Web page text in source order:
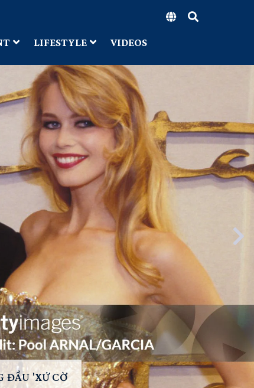
LIFESTYLE VIDEOS
'XỨ CỜ